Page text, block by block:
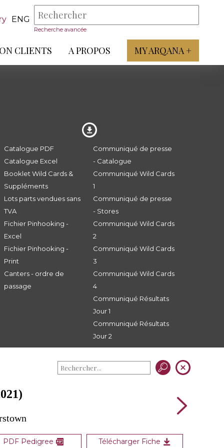
ENG
Recherche avancée
CLIENTS A PROPOS MY ARQANA +
Catalogue PDF
Catalogue Excel
Booklet Wild Cards &
Suppléments
Lots parts vendues sans
TVA
Fichier Pinhooking -
Excel
Fichier Pinhooking -
Print
Canters - ordre de
passage
Communiqué de presse
- Catalogue
Communiqué Wild Cards
1
Communiqué de presse
- Stores
Communiqué Wild Cards
2
Communiqué Wild Cards
3
Communiqué Wild Cards
4
Communiqué Résultats
Jour 1
Communiqué Résultats
Jour 2
PDF Pedigree Télécharger Fiche